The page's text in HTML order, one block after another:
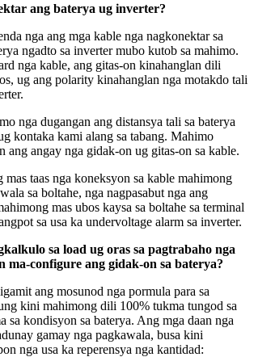
ang baterya ug inverter?
nga ang mga kable nga nagkonektar sa
ngadto sa inverter mubo kutob sa mahimo.
nga kable, ang gitas-on kinahanglan dili
ug ang polarity kinahanglan nga motakdo tali
nga dugangan ang distansya tali sa baterya
kontaka kami alang sa tabang. Mahimo
ang angay nga gidak-on ug gitas-on sa kable.
taas nga koneksyon sa kable mahimong
sa boltahe, nga nagpasabut nga ang
mas ubos kaysa sa boltahe sa terminal
sa usa ka undervoltage alarm sa inverter.
sa load ug oras sa pagtrabaho nga
ma-configure ang gidak-on sa baterya?
ang mosunod nga pormula para sa
kini mahimong dili 100% tukma tungod sa
sa kondisyon sa baterya. Ang mga daan nga
gamay nga pagkawala, busa kini
nga usa ka reperensya nga kantidad: